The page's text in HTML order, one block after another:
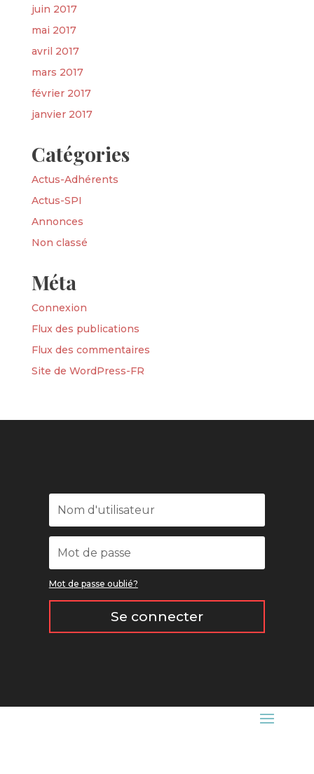
juin 2017
mai 2017
avril 2017
mars 2017
février 2017
janvier 2017
Catégories
Actus-Adhérents
Actus-SPI
Annonces
Non classé
Méta
Connexion
Flux des publications
Flux des commentaires
Site de WordPress-FR
Mot de passe oublié?
Se connecter